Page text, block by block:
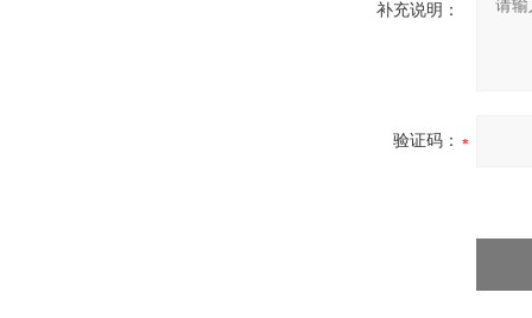
补充说明：
验证码：